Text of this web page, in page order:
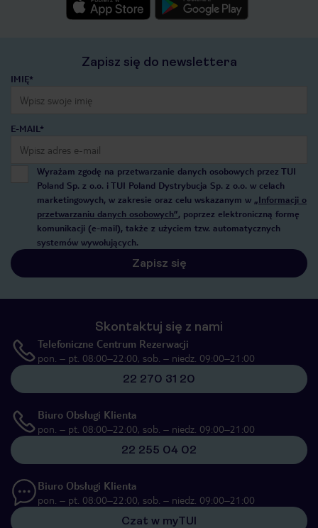
Zapisz się do newslettera
IMIĘ*
E-MAIL*
Wyrażam zgodę na przetwarzanie danych osobowych przez TUI
Poland Sp. z o.o. i TUI Poland Dystrybucja Sp. z o.o. w celach
marketingowych, w zakresie oraz celu wskazanym w „Informacji o
przetwarzaniu danych osobowych”, poprzez elektroniczną formę
komunikacji (e-mail), także z użyciem tzw. automatycznych
systemów wywołujących.
Zapisz się
Skontaktuj się z nami
Telefoniczne Centrum Rezerwacji
pon. – pt. 08:00–22:00, sob. – niedz. 09:00–21:00
22 270 31 20
Biuro Obsługi Klienta
pon. – pt. 08:00–22:00, sob. – niedz. 09:00–21:00
22 255 04 02
Biuro Obsługi Klienta
pon. – pt. 08:00–22:00, sob. – niedz. 09:00–21:00
Czat w myTUI